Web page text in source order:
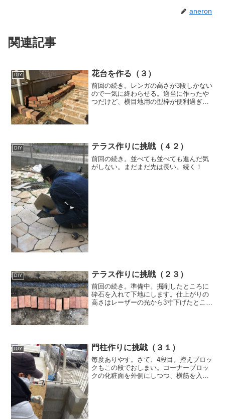
aneron
関連記事
DIY 花台を作る（３）
前回の続き。レンガの高さが3段しかない
ので一気に終わらせる。適当に作ったや
つだけど、横目地用の型枠が便利過ぎて
DIY テラス作りに挑戦（４２）
前回の続き。並べても並べても進んだ気
がしない。まだまだ先は長い。続く！
DIY テラス作りに挑戦（２３）
前回の続き。準備中。掘削したところに
砕石を入れて下地にします。仕上がりの
高さはレーザーの光から3寸下げたとこ
DIY 門柱作りに挑戦（３１）
毎度ありやす。さて、4段目。控えブロッ
クもこの段でおしまい。コーナーブロッ
クの化粧面を外側にしつつ、横筋を入れ